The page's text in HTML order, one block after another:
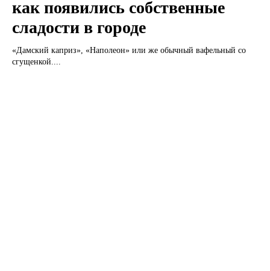
как появились собственные
сладости в городе
«Дамский каприз», «Наполеон» или же обычный вафельный со
сгущенкой....